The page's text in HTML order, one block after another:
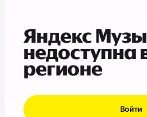
Яндекс
недоступна
регионе
Войти